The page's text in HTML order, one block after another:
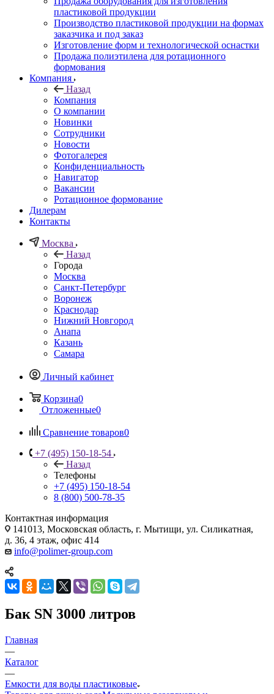
пластиковой продукции
Производство пластиковой продукции на формах
заказчика и под заказ
Изготовление форм и технологической оснастки
Продажа полиэтилена для ротационного
формования
Компания
Назад
Компания
О компании
Новинки
Сотрудники
Новости
Фотогалерея
Конфиденциальность
Навигатор
Вакансии
Ротационное формование
Дилерам
Контакты
Москва
Назад
Города
Москва
Санкт-Петербург
Воронеж
Краснодар
Нижний Новгород
Анапа
Казань
Самара
Личный кабинет
Корзина0
Отложенные0
Сравнение товаров0
+7 (495) 150-18-54
Назад
Телефоны
+7 (495) 150-18-54
8 (800) 500-78-35
Контактная информация
141013, Московская область, г. Мытищи, ул. Силикатная,
д. 36, 4 этаж, офис 414
info@polimer-group.com
Бак SN 3000 литров
Главная
—
Каталог
—
Емкости для воды пластиковые